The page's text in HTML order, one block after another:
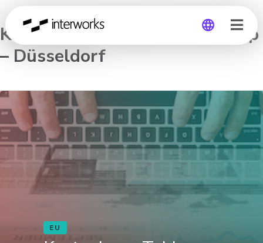
Germany
Kostenloser Tableau Workshop
– Düsseldorf
EU